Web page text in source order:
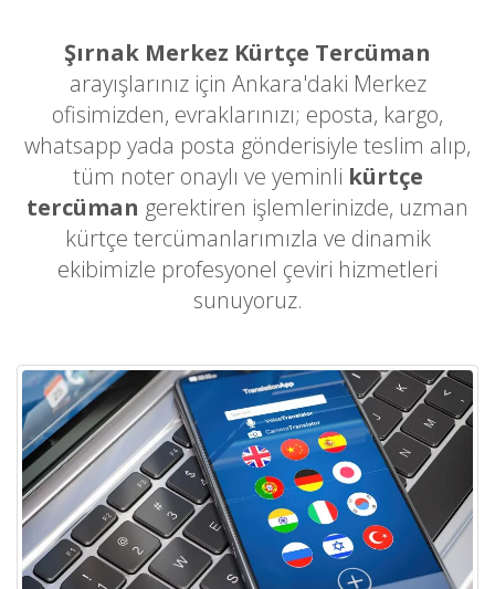
Şırnak Merkez Kürtçe Tercüman
arayışlarınız için Ankara'daki Merkez
ofisimizden, evraklarınızı; eposta, kargo,
whatsapp yada posta gönderisiyle teslim alıp,
tüm noter onaylı ve yeminli kürtçe
tercüman gerektiren işlemlerinizde, uzman
kürtçe tercümanlarımızla ve dinamik
ekibimizle profesyonel çeviri hizmetleri
sunuyoruz.